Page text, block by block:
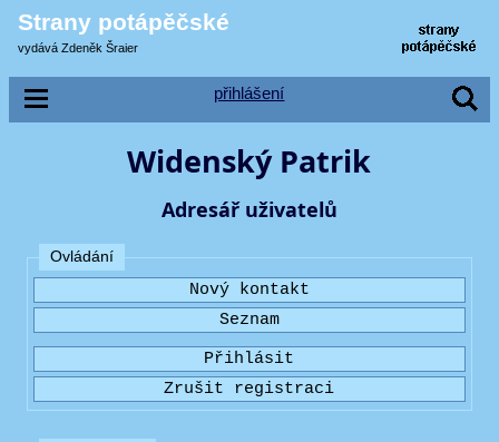
Strany potápěčské
vydává Zdeněk Šraier
přihlášení
Widenský Patrik
Adresář uživatelů
Ovládání